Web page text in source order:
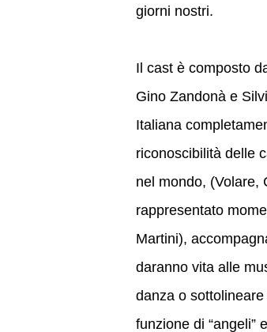
giorni nostri.
Il cast è composto
Gino Zandonà e
Italiana
riconoscibilità delle
nel mondo, (Volare,
rappresentato
Martini),
daranno vita alle
danza o
funzione di “angeli”